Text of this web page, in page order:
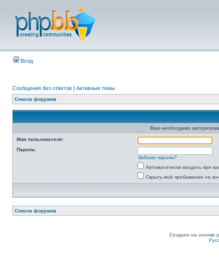
Вход
Сообщения без ответов | Активные темы
Список форумов
Вам необходимо
Имя пользователя:
Пароль:
Забыли пароль?
Автоматически входить при
Скрыть моё пребывание на
Список форумов
Создано на основе